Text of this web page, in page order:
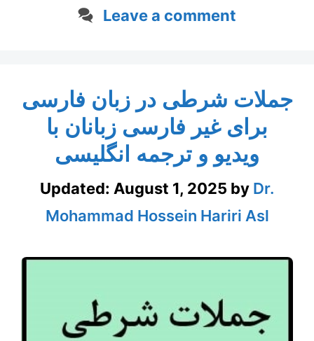
Leave a comment
جملات شرطی در زبان فارسی
برای غیر فارسی زبانان با
ویدیو و ترجمه انگلیسی
Updated: August 1, 2025 by Dr.
Mohammad Hossein Hariri Asl